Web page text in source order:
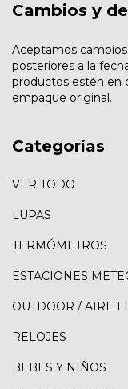
Cambios y
Aceptamos
posteriores a la
productos estén en
empaque original.
Categorías
VER TODO
LUPAS
TERMÓMETROS
ESTACIONES
OUTDOOR / AIRE
RELOJES
BEBES Y NIÑOS